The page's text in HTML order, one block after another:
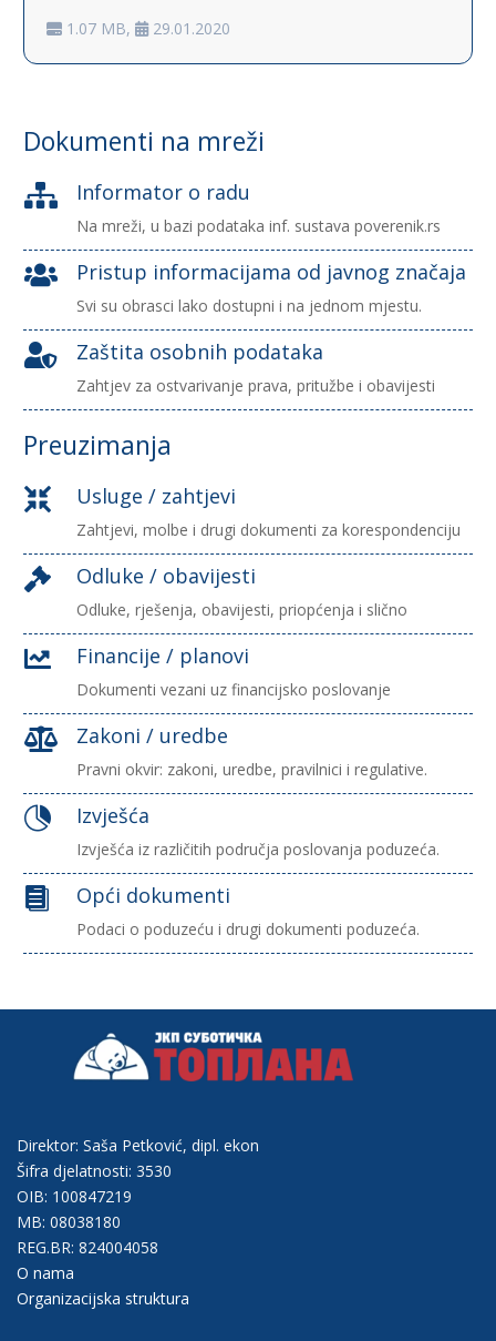
1.07 MB,
29.01.2020
Dokumenti na mreži
 Informator o radu
Na mreži, u bazi podataka inf. sustava poverenik.rs
 Pristup informacijama od javnog značaja
Svi su obrasci lako dostupni i na jednom mjestu.
 Zaštita osobnih podataka
Zahtjev za ostvarivanje prava, pritužbe i obavijesti
Preuzimanja
 Usluge / zahtjevi
Zahtjevi, molbe i drugi dokumenti za korespondenciju
 Odluke / obavijesti
Odluke, rješenja, obavijesti, priopćenja i slično
 Financije / planovi
Dokumenti vezani uz financijsko poslovanje
 Zakoni / uredbe
Pravni okvir: zakoni, uredbe, pravilnici i regulative.
 Izvješća
Izvješća iz različitih područja poslovanja poduzeća.
 Opći dokumenti
Podaci o poduzeću i drugi dokumenti poduzeća.
Direktor: Saša Petković, dipl. ekon
Šifra djelatnosti: 3530
OIB: 100847219
MB: 08038180
REG.BR: 824004058
O nama
Organizacijska struktura